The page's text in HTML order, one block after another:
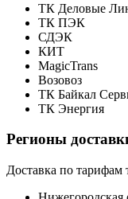
ТК Деловые
ТК ПЭК
СДЭК
КИТ
MagicTrans
Возовоз
ТК Байкал
ТК Энергия
Регионы
Доставка по тарифам